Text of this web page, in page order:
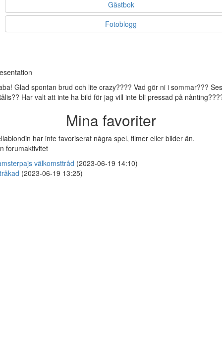
Gästbok
Fotoblogg
Glad spontan brud och lite crazy???? Vad gör ni i sommar???
Har valt att inte ha bild för jag vill inte bli pressad på
Mina favoriter
har inte favoriserat några spel, filmer eller bilder än.
forumaktivitet
välkomsttråd (2023-06-19 14:10)
(2023-06-19 13:25)